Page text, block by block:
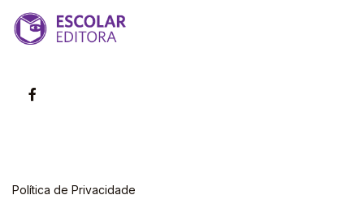
Política de Privacidade